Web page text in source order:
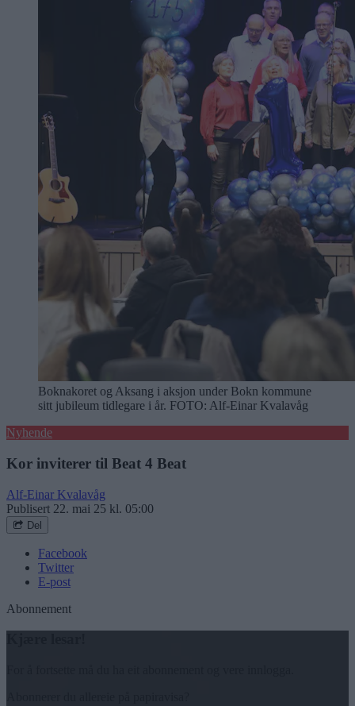
Boknakoret og Aksang i aksjon under Bokn kommune
sitt jubileum tidlegare i år. FOTO: Alf-Einar Kvalavåg
Nyhende
Kor inviterer til Beat 4 Beat
Alf-Einar Kvalavåg
Publisert 22. mai 25 kl. 05:00
Del
Facebook
Twitter
E-post
Abonnement